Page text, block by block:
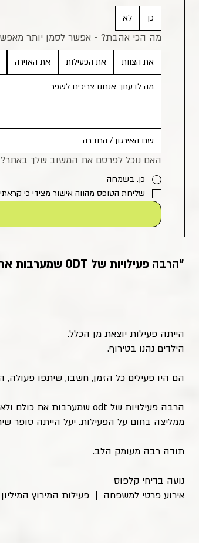
כן לא
מה הכי אהבת? - אפשר לסמן יותר
את הצוות את הפעילות את האוירה
האם נוכל לפרסם את המשוב שלך באתר?
כן. בשמחה
שליחת הטופס מהווה אישור מצידי כי
"הרבה פעילויות של ODT שמערבות את כולם ולא משאירות אף אחד מאחור"
הייתה פעילות יוצאת מן הכלל.
הילדים נהנו בטירוף.
הם היו פעילים כל הזמן, חשבו, שיתפו פעולה,
הרבה פעילויות של odt שמערבות את כולם ולא משאירות אף אחד מאחור.
ממליצה בחום על הפעילות. יעל הייתה סופר
תודה רבה מעומק הלב.
נועה בדיחי קלפוס
אירוע פרטי למשפחה | פעילות המירוץ המיליון